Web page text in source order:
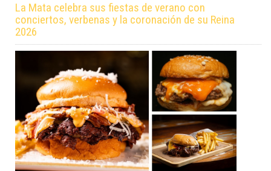
La Mata celebra sus fiestas de verano con
conciertos, verbenas y la coronación de su Reina
2026